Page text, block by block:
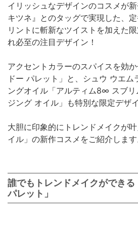
イリッシュなデザインのコスメが
キツネ』とのタッグで実現した、
リントに斬新なツイストを加えた
れ必至の注目デザイン！
アクセントカラーのスパイスを効
ドー パレット」と、シュウ ウエム
ングオイル「アルティム8∞ スブ
ジング オイル」も特別な限定デザ
大胆に印象的にトレンドメイクが
イル」の新作コスメをご紹介します
誰でもトレンドメイクができ
パレット」